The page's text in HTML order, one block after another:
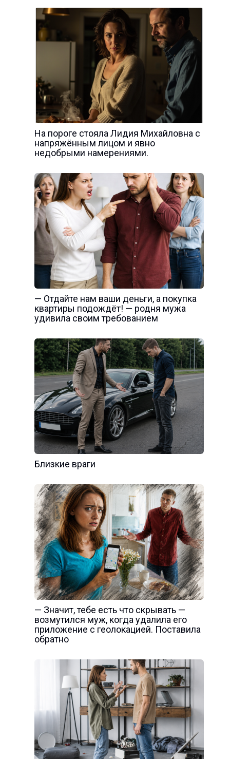
На пороге стояла Лидия Михайловна с
напряжённым лицом и явно
недобрыми намерениями.
— Отдайте нам ваши деньги, а покупка
квартиры подождёт! — родня мужа
удивила своим требованием
Близкие враги
— Значит, тебе есть что скрывать —
возмутился муж, когда удалила его
приложение с геолокацией. Поставила
обратно